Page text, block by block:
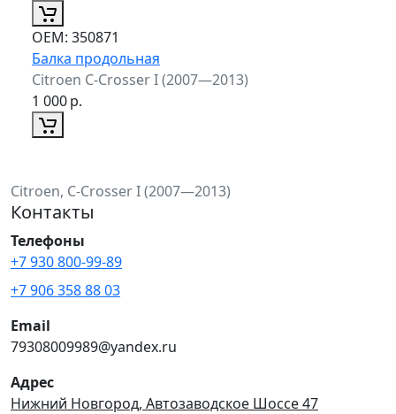
ОЕМ: 350871
Балка продольная
Citroen C-Crosser I (2007—2013)
1 000р.
Citroen, C-Crosser I (2007—2013)
Контакты
Телефоны
+7 930 800-99-89
+7 906 358 88 03
Email
79308009989@yandex.ru
Адрес
Нижний Новгород, Автозаводское Шоссе 47